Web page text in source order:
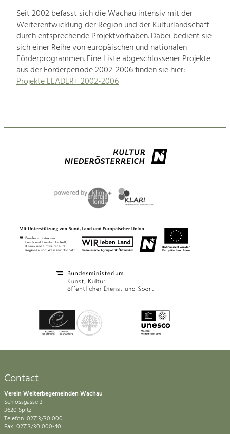
Seit 2002 befasst sich die Wachau intensiv mit der
Weiterentwicklung der Region und der Kulturlandschaft
durch entsprechende Projektvorhaben. Dabei bedient sie
sich einer Reihe von europäischen und nationalen
Förderprogrammen. Eine Liste abgeschlossener Projekte
aus der Förderperiode 2002-2006 finden sie hier:
Projekte LEADER+ 2002-2006
Contact
Verein Welterbegemeinden Wachau
Schlossgasse 3
3620 Spitz
Telefon: 02713/30 000
Fax: 02713/30 000-40